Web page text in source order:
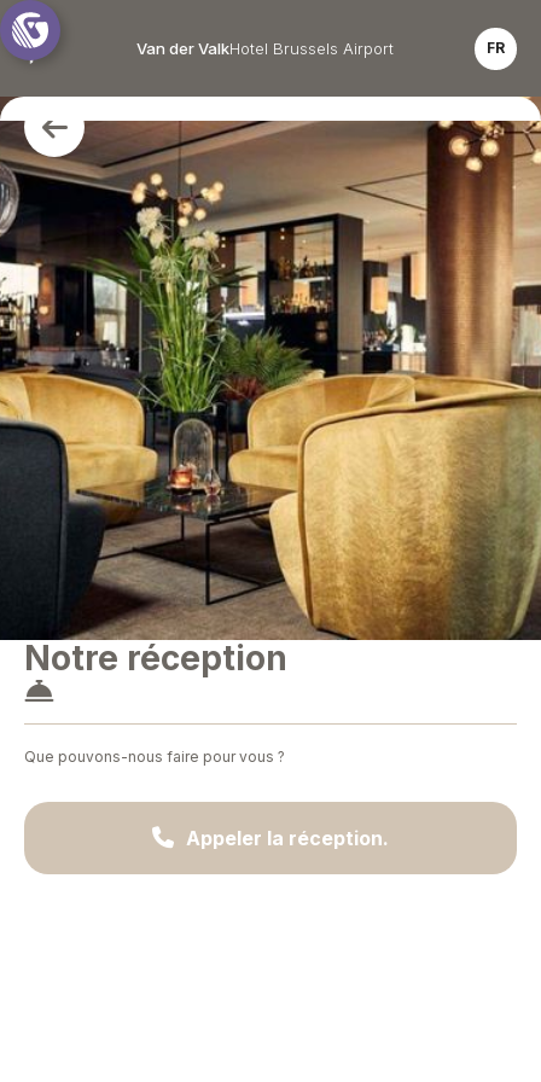
Van der ValkHotel Brussels Airport FR

Notre réception

Que pouvons-nous faire pour vous ?
 Appeler la réception.